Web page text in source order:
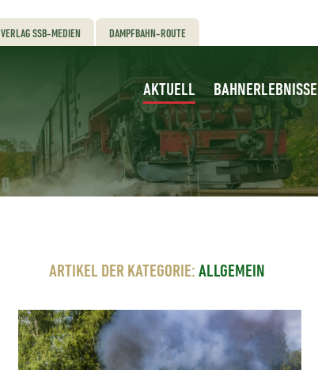
VERLAG SSB-MEDIEN DAMPFBAHN-ROUTE
AKTUELL BAHNERLEBNISSE
ARTIKEL DER KATEGORIE: ALLGEMEIN